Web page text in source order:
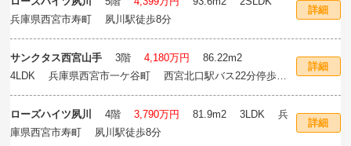
兵庫県西宮市寿町 夙川駅徒歩8分
詳細
サンクタス西宮山手 3階4,180万円 86.22m2
4LDK 兵庫県西宮市一ケ谷町 西宮北口駅バス22分停歩5
分
詳細
ローズハイツ夙川 4階3,790万円 81.9m2 3LDK 兵
庫県西宮市寿町 夙川駅徒歩8分
詳細